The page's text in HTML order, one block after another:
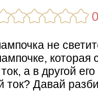
не
которая
а в другой
ток? Давай